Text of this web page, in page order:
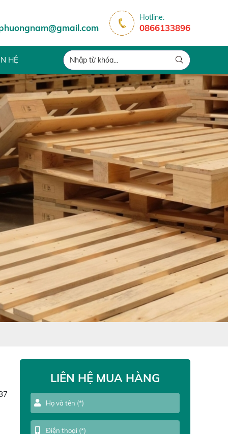
Hotline:
0866133896
HỆ
LIÊN HỆ MUA HÀNG